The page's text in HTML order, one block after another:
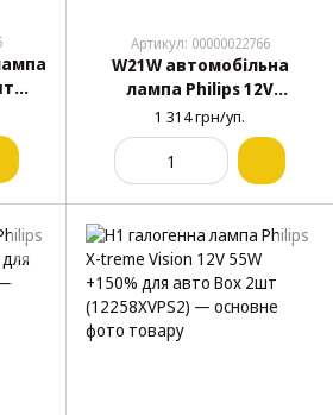
Артикул: 00000022766
W21W автомобільна
лампа Philips 12V
бурштинова уп.10шт
(12071CP)
1 314 грн/уп.